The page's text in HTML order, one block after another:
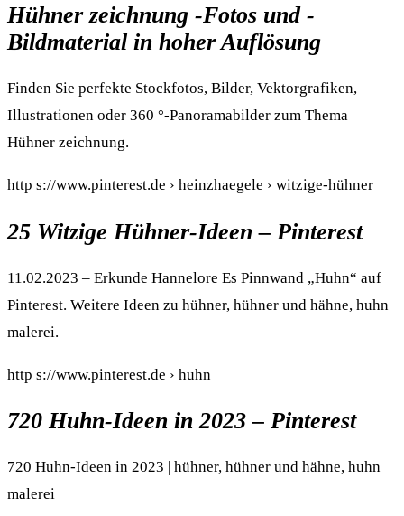
Hühner zeichnung -Fotos und -
Bildmaterial in hoher Auflösung
Finden Sie perfekte Stockfotos, Bilder, Vektorgrafiken,
Illustrationen oder 360 °-Panoramabilder zum Thema
Hühner zeichnung.
http s://www.pinterest.de › heinzhaegele › witzige-hühner
25 Witzige Hühner-Ideen – Pinterest
11.02.2023 – Erkunde Hannelore Es Pinnwand „Huhn“ auf
Pinterest. Weitere Ideen zu hühner, hühner und hähne, huhn
malerei.
http s://www.pinterest.de › huhn
720 Huhn-Ideen in 2023 – Pinterest
720 Huhn-Ideen in 2023 | hühner, hühner und hähne, huhn
malerei